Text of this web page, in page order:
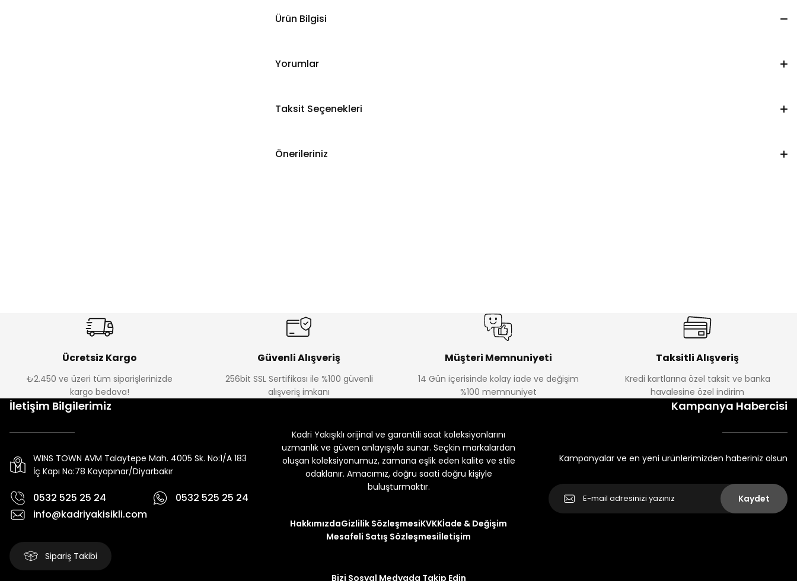
Ürün Bilgisi
Yorumlar
Taksit Seçenekleri
Önerileriniz
Ücretsiz Kargo
₺2.450 ve üzeri tüm siparişlerinizde
kargo bedava!
Güvenli Alışveriş
256bit SSL Sertifikası ile %100 güvenli
alışveriş imkanı
Müşteri Memnuniyeti
14 Gün içerisinde kolay iade ve değişim
%100 memnuniyet
Taksitli Alışveriş
Kredi kartlarına özel taksit ve banka
havalesine özel indirim
İletişim Bilgilerimiz
WINS TOWN AVM Talaytepe Mah. 4005 Sk. No:1/A 183
İç Kapı No:78 Kayapınar/Diyarbakır
0532 525 25 24
0532 525 25 24
info@kadriyakisikli.com
Sipariş Takibi
Kadri Yakışıklı orijinal ve garantili saat koleksiyonlarını
uzmanlık ve güven anlayışıyla sunar. Seçkin markalardan
oluşan koleksiyonumuz, zamana eşlik eden kalite ve stile
odaklanır. Amacımız, doğru saati doğru kişiyle
buluşturmaktır.
HakkımızdaGizlilik SözleşmesiKVKKİade & Değişim
Mesafeli Satış Sözleşmesiİletişim
Bizi Sosyal Medyada Takip Edin
Kampanya Habercisi
Kampanyalar ve en yeni ürünlerimizden haberiniz olsun
Kaydet